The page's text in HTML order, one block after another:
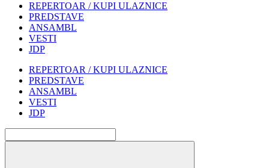
REPERTOAR / KUPI ULAZNICE
PREDSTAVE
ANSAMBL
VESTI
JDP
REPERTOAR / KUPI ULAZNICE
PREDSTAVE
ANSAMBL
VESTI
JDP